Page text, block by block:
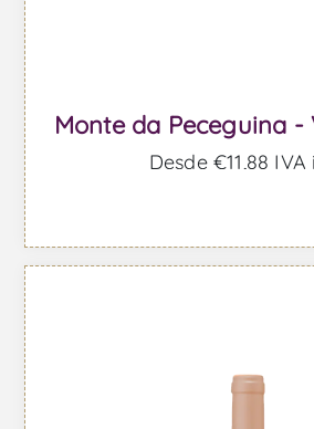
Monte da Peceguina -
Desde €11,88 IVA